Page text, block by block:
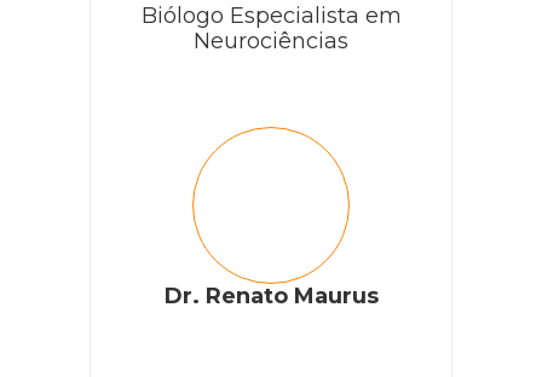
Biólogo Especialista em
Neurociências
Dr. Renato Maurus